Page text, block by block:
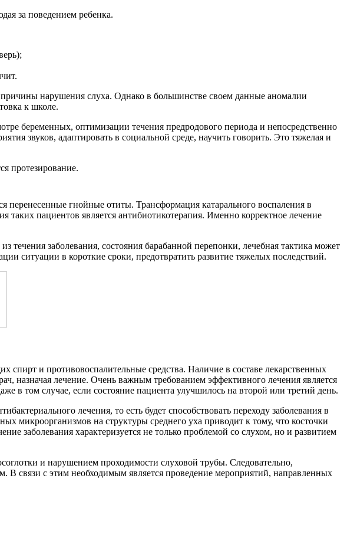
за поведением ребенка.
нарушения слуха. Однако в большинстве своем данные аномалии
к школе.
беременных, оптимизации течения предродового периода и непосредственно
звуков, адаптировать в социальной среде, научить говорить. Это тяжелая и
протезирование.
гнойные отиты. Трансформация катарального воспаления в
пациентов является антибиотикотерапия. Именно корректное лечение
течения заболевания, состояния барабанной перепонки, лечебная тактика может
ситуации в короткие сроки, предотвратить развитие тяжелых последствий.
и противовоспалительные средства. Наличие в составе лекарственных
назначая лечение. Очень важным требованием эффективного лечения является
в том случае, если состояние пациента улучшилось на второй или третий день.
лечения, то есть будет способствовать переходу заболевания в
микроорганизмов на структуры среднего уха приводит к тому, что косточки
заболевания характеризуется не только проблемой со слухом, но и развитием
и нарушением проходимости слуховой трубы. Следовательно,
В связи с этим необходимым является проведение мероприятий, направленных